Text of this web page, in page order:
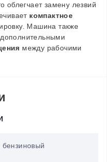
облегчает замену лезвий
компактное
Машина также
между рабочими
бензиновый